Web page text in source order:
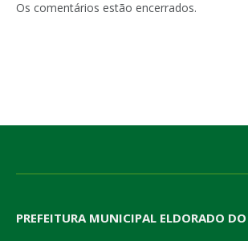
Os comentários estão encerrados.
PREFEITURA MUNICIPAL ELDORADO DO